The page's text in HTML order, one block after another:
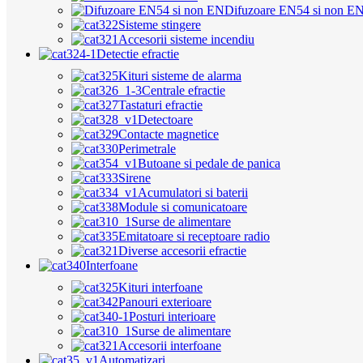
Difuzoare EN54 si non
Sisteme stingere
Accesorii sisteme incendiu
Detectie efractie
Kituri sisteme de alarma
Centrale efractie
Tastaturi efractie
Detectoare
Contacte magnetice
Perimetrale
Butoane si pedale de panica
Sirene
Acumulatori si baterii
Module si comunicatoare
Surse de alimentare
Emitatoare si receptoare radio
Diverse accesorii efractie
Interfoane
Kituri interfoane
Panouri exterioare
Posturi interioare
Surse de alimentare
Accesorii interfoane
Automatizari